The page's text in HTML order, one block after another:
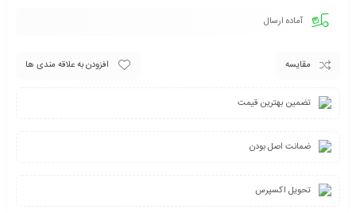
آماده ارسال
مقایسه افزودن به علاقه مندی ها
تضمین بهترین قیمت
ضمانت اصل بودن
تحویل اکسپرس